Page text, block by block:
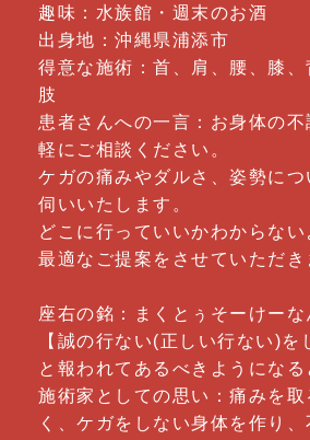
趣味：水族館・週末のお酒
出身地：沖縄県浦添市
得意な施術：首、肩、腰、膝
肢
患者さんへの一言：お身体の
軽にご相談ください。
ケガの痛みやダルさ、姿勢につ
伺いいたします。
どこに行っていいかわからない
最適なご提案をさせていただき
座右の銘：まくとぅそーけー
【誠の行ない(正しい行ない)を
と報われてあるべきようになる
施術家としての思い：痛みを取
く、ケガをしない身体を作り